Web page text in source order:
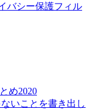
バシー保護フィル
め2020
いことを書き出し